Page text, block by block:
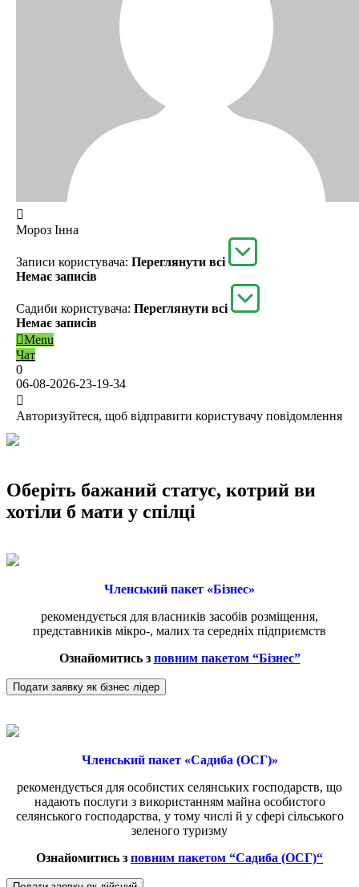
Мороз Інна
Записи користувача: Переглянути всі
Немає записів
Садиби користувача: Переглянути всі
Немає записів
Menu
Чат
0
06-08-2026-23-19-34
Авторизуйтеся, щоб відправити користувачу повідомлення
Оберіть бажаний статус, котрий ви
хотіли б мати у спілці
Членський пакет «Бізнес»
рекомендується для власників засобів розміщення,
представників мікро-, малих та середніх підприємств
Ознайомитись з повним пакетом “Бізнес”
Подати заявку як бізнес лідер
Членський пакет «Садиба (ОСГ)»
рекомендується для особистих селянських господарств, що
надають послуги з використанням майна особистого
селянського господарства, у тому числі й у сфері сільського
зеленого туризму
Ознайомитись з повним пакетом “Садиба (ОСГ)“